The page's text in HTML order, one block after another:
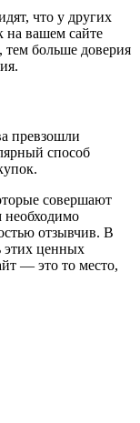
что у других
вашем сайте
тем больше доверия
превзошли
способ
совершают
необходимо
отзывчив. В
этих ценных
— это то место,